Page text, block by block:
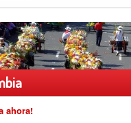
ahora!